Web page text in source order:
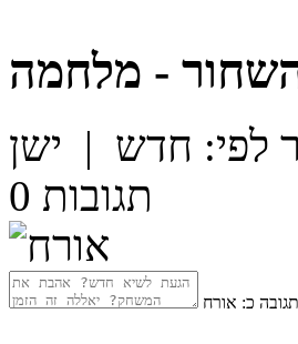
- מלחמה
לפי: חדש | ישן
0 תגובות
כ: אורח